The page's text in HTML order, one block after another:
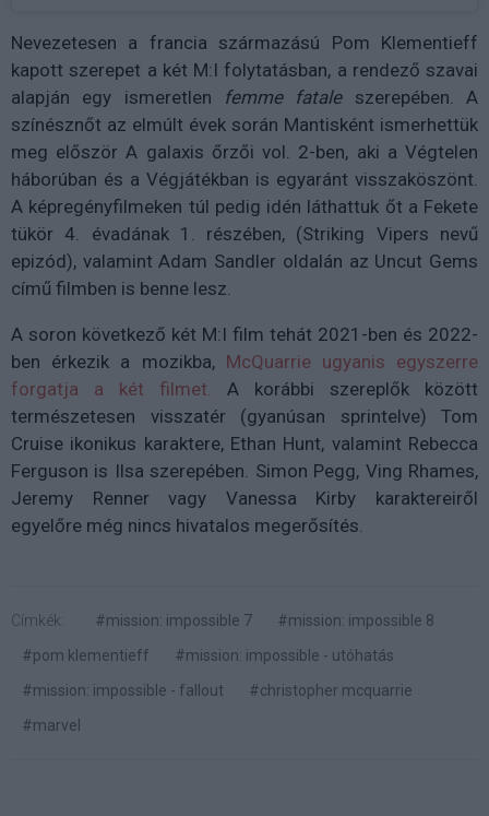
Nevezetesen a francia származású Pom Klementieff
kapott szerepet a két M:I folytatásban, a rendező szavai
alapján egy ismeretlen femme fataleszerepében. A
színésznőt az elmúlt évek során Mantisként ismerhettük
meg először A galaxis őrzői vol. 2-ben, aki a Végtelen
háborúban és a Végjátékban is egyaránt visszaköszönt.
A képregényfilmeken túl pedig idén láthattuk őt a Fekete
tükör 4. évadának 1. részében, (Striking Vipers nevű
epizód), valamint Adam Sandler oldalán az Uncut Gems
című filmben is benne lesz.
A soron következő két M:I film tehát 2021-ben és 2022-
ben érkezik a mozikba, McQuarrie ugyanis egyszerre
forgatja a két filmet.
A korábbi szereplők között
természetesen visszatér (gyanúsan sprintelve) Tom
Cruise ikonikus karaktere, Ethan Hunt, valamint Rebecca
Ferguson is Ilsa szerepében. Simon Pegg, Ving Rhames,
Jeremy Renner vagy Vanessa Kirby karaktereiről
egyelőre még nincs hivatalos megerősítés.
Címkék: #mission: impossible 7
#mission: impossible 8
#pom klementieff
#mission: impossible - utóhatás
#mission: impossible - fallout
#christopher mcquarrie
#marvel